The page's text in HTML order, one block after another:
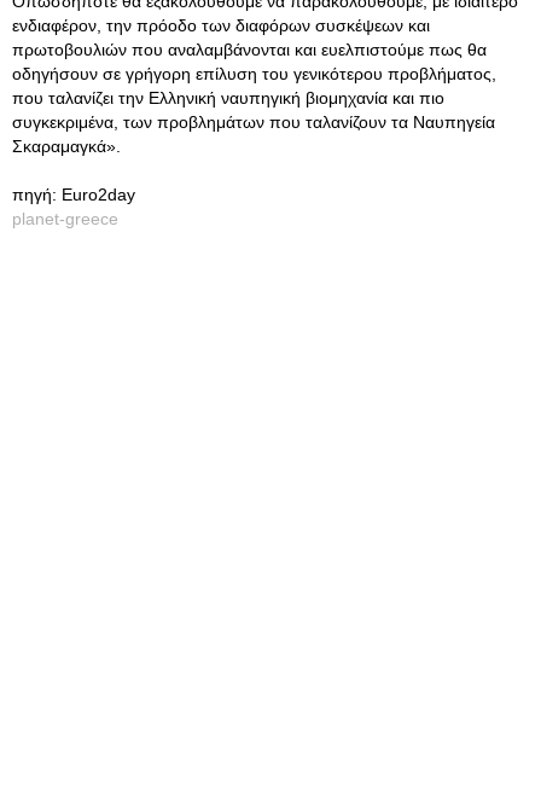
ενδιαφέρον, την πρόοδο των διαφόρων συσκέψεων και
πρωτοβουλιών που αναλαμβάνονται και ευελπιστούμε πως θα
οδηγήσουν σε γρήγορη επίλυση του γενικότερου προβλήματος,
που ταλανίζει την Ελληνική ναυπηγική βιομηχανία και πιο
συγκεκριμένα, των προβλημάτων που ταλανίζουν τα Ναυπηγεία
Σκαραμαγκά».
πηγή: Euro2day
planet-greece